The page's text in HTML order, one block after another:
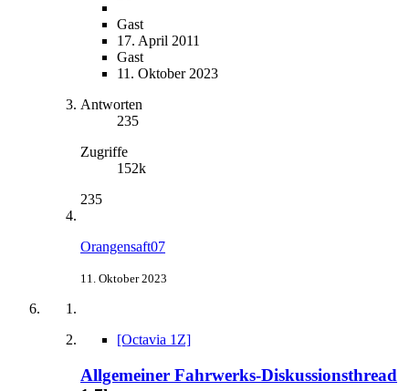
Gast
17. April 2011
Gast
11. Oktober 2023
Antworten
235
Zugriffe
152k
235
Orangensaft07
11. Oktober 2023
[Octavia 1Z]
Allgemeiner Fahrwerks-Diskussionsthread